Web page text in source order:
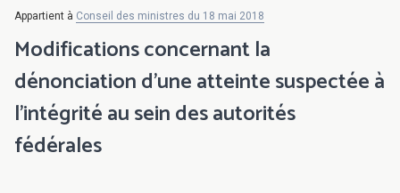
Appartient à Conseil des ministres du 18 mai 2018
Modifications concernant la
dénonciation d'une atteinte suspectée à
l'intégrité au sein des autorités
fédérales